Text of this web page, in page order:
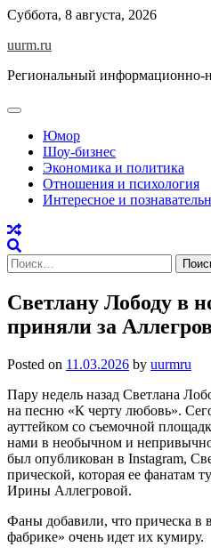
Skip
content
Суббота, 8 августа, 2026
uurm.ru
Региональный информационно-
Юмор
Шоу-бизнес
Экономика и политика
Отношения и психология
Интересное и
Найти:
Светлану Лободу в
приняли за
Posted on 11.03.2026 by uurmru
Пару недель назад Светлана
на песню «К черту любовь».
ауттейком со съемочной
нами в необычном и
был опубликован в Instagram,
прической, которая ее фанатам
Ирины Аллегровой.
Фаны добавили, что прическа в
фабрике» очень идет их кумиру.